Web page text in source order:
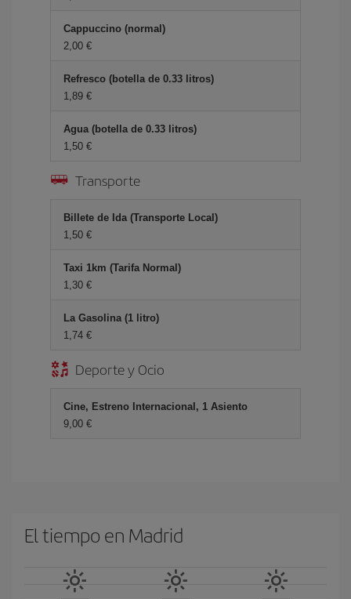
Cappuccino (normal)
2,00
Refresco (botella de 0.33 litros)
1,89
Agua (botella de 0.33 litros)
1,50
Transporte
Billete de Ida (Transporte Local)
1,50
Taxi 1km (Tarifa Normal)
1,30
La Gasolina (1 litro)
1,74
Deporte y Ocio
Cine, Estreno Internacional, 1 Asiento
9,00
El tiempo en Madrid